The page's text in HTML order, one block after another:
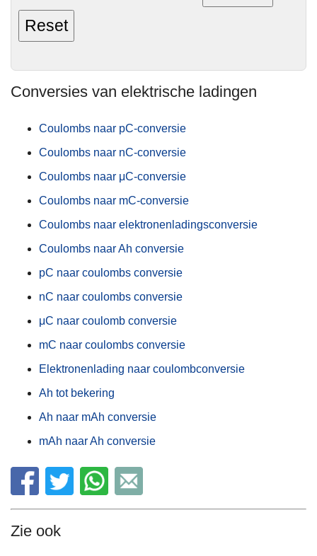
Conversies van elektrische ladingen
Coulombs naar pC-conversie
Coulombs naar nC-conversie
Coulombs naar μC-conversie
Coulombs naar mC-conversie
Coulombs naar elektronenladingsconversie
Coulombs naar Ah conversie
pC naar coulombs conversie
nC naar coulombs conversie
μC naar coulomb conversie
mC naar coulombs conversie
Elektronenlading naar coulombconversie
Ah tot bekering
Ah naar mAh conversie
mAh naar Ah conversie
Zie ook